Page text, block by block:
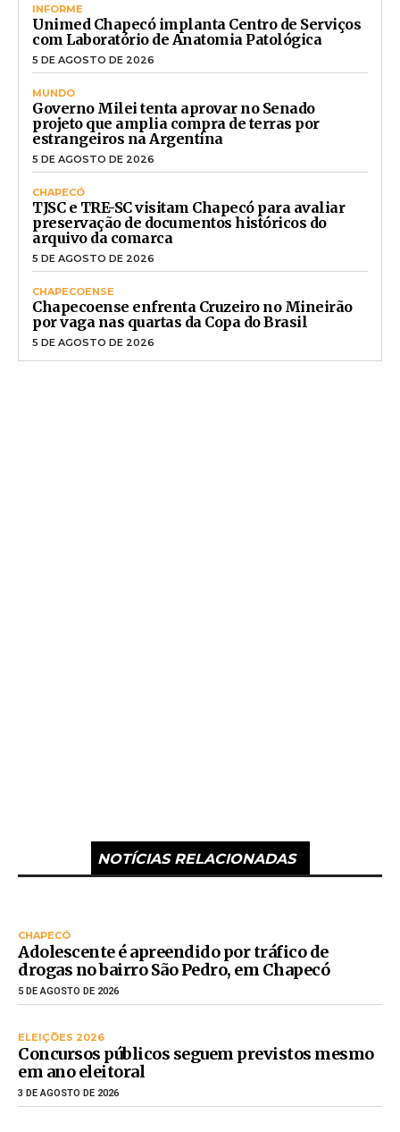
INFORME
Unimed Chapecó implanta Centro de Serviços
com Laboratório de Anatomia Patológica
5 DE AGOSTO DE 2026
MUNDO
Governo Milei tenta aprovar no Senado
projeto que amplia compra de terras por
estrangeiros na Argentina
5 DE AGOSTO DE 2026
CHAPECÓ
TJSC e TRE-SC visitam Chapecó para avaliar
preservação de documentos históricos do
arquivo da comarca
5 DE AGOSTO DE 2026
CHAPECOENSE
Chapecoense enfrenta Cruzeiro no Mineirão
por vaga nas quartas da Copa do Brasil
5 DE AGOSTO DE 2026
NOTÍCIAS RELACIONADAS
CHAPECÓ
Adolescente é apreendido por tráfico de
drogas no bairro São Pedro, em Chapecó
5 DE AGOSTO DE 2026
ELEIÇÕES 2026
Concursos públicos seguem previstos mesmo
em ano eleitoral
3 DE AGOSTO DE 2026